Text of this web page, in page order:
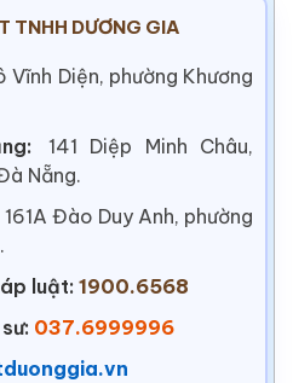
TNHH DƯƠNG GIA
Vĩnh Diện, phường Khương
141 Diệp Minh Châu,
Nẵng.
161A Đào Duy Anh, phường
luật: 1900.6568
037.6999996